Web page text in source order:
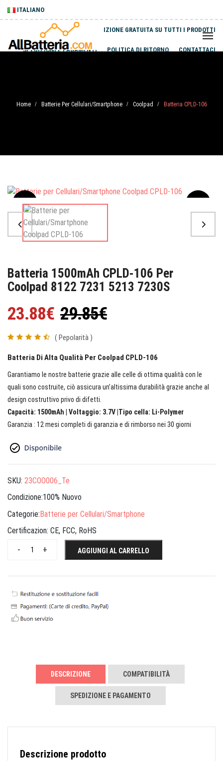
ITALIANO
SPEDIZIONE GRATUITA SU TUTTI I PRODOTTI
SPEDIZIONI E PAGAMENTI POLITICA DI RITORNO CONTATTACI
Home / Batterie Per Cellulari/Smartphone / Coolpad / Batteria CPLD-106
Sale
Batteria 1500mAh CPLD-106 Per
Coolpad 8122 7231 5213 7230S
23.88€ 29.85€
( Pepolarità )
Batteria Di Alta Qualità Per Coolpad CPLD-106
Garantiamo le nostre batterie grazie alle celle di ottima qualità con le
quali sono costruite, ciò assicura un’altissima durabilità grazie anche al
design costruttivo privo di difetti.
Capacità: 1500mAh | Voltaggio: 3.7V |Tipo cella: Li-Polymer
Garanzia : 12 mesi completi di garanzia e di rimborso nei 30 giorni
SKU: 23COO006_Te
Condizione:100% Nuovo
Categorie:Batterie per Cellulari/Smartphone
Certificazion: CE, FCC, RoHS
+
- AGGIUNGI AL CARRELLO
DESCRIZIONE COMPATIBILITÀ
SPEDIZIONE E PAGAMENTO
Descrizione prodotto